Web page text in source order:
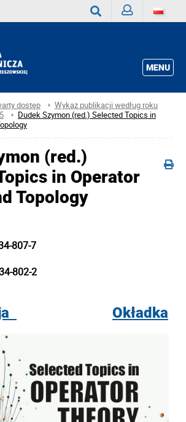
MENU
dostęp
Wykaz publikacji według roku
Dudek Szymon (red.) Selected Topics in
(red.)
in Operator
Topology
807-7
802-2
Okładka